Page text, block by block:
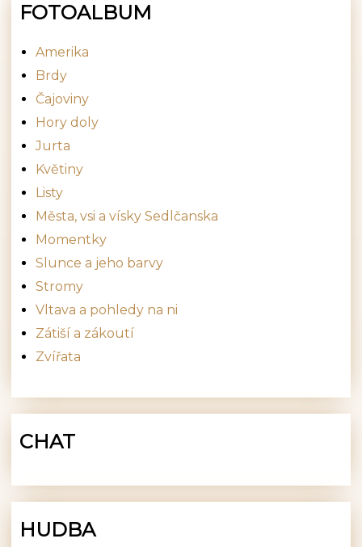
FOTOALBUM
Amerika
Brdy
Čajoviny
Hory doly
Jurta
Květiny
Listy
Města, vsi a vísky Sedlčanska
Momentky
Slunce a jeho barvy
Stromy
Vltava a pohledy na ni
Zátiší a zákoutí
Zvířata
CHAT
HUDBA